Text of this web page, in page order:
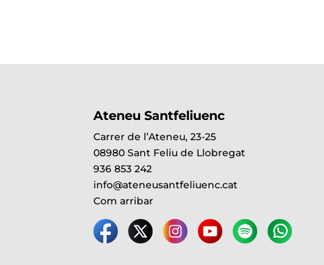
Ateneu Santfeliuenc
Carrer de l’Ateneu, 23-25
08980 Sant Feliu de Llobregat
936 853 242
info@ateneusantfeliuenc.cat
Com arribar